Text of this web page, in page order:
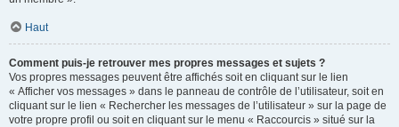
Haut
Comment puis-je retrouver mes propres messages et sujets ?
Vos propres messages peuvent être affichés soit en cliquant sur le lien
« Afficher vos messages » dans le panneau de contrôle de l’utilisateur, soit en
cliquant sur le lien « Rechercher les messages de l’utilisateur » sur la page de
votre propre profil ou soit en cliquant sur le menu « Raccourcis » situé sur la